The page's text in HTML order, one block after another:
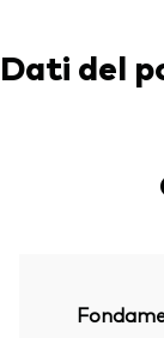
Dati del